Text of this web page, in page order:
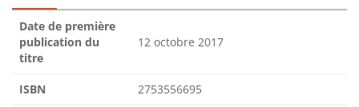
Date de première
publication du
titre
12 octobre 2017
ISBN 2753556695